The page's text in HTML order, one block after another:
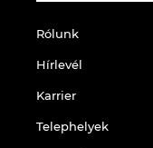
Rólunk
Hírlevél
Karrier
Telephelyek